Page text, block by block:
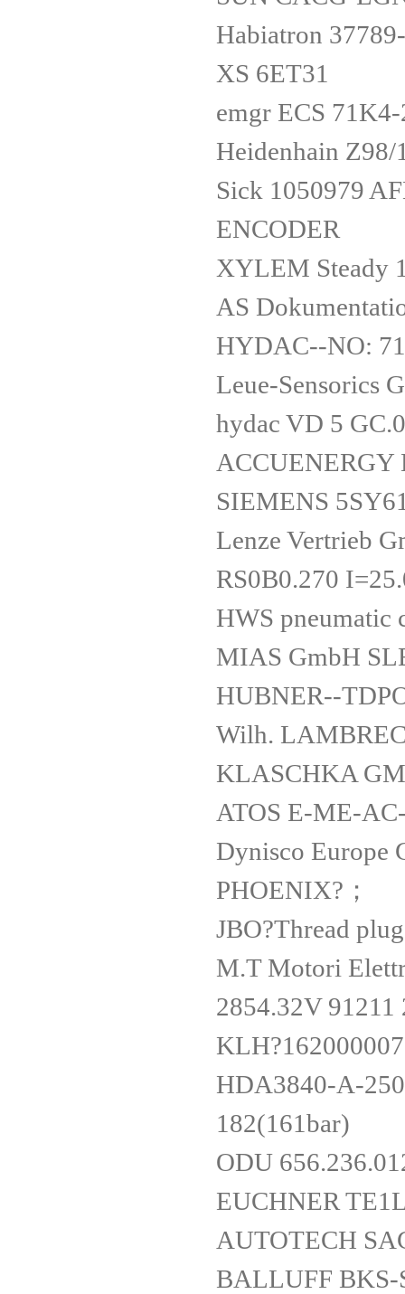
Habiatron
XS 6ET31
emgr ECS
Heidenhain
Sick 1050979
ENCODER
XYLEM Steady
AS
HYDAC--NO:
Leue-Sensorics
hydac VD 5
SIEMENS
Lenze Vertrieb
RS0B0.270
HWS
MIAS GmbH
HUBNER--
Wilh.
KLASCHKA
ATOS E-ME-
Dynisco Europe
PHOENIX?；
JBO?Thread
M.T Motori
2854.32V
HDA3840-A-
182(161bar)
ODU
EUCHNER
AUTOTECH
BALLUFF